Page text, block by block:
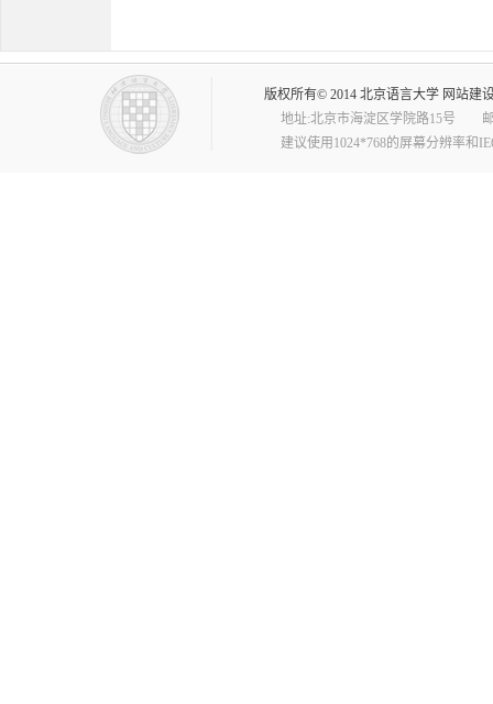
版权所有© 2014 北京语言大学 网站建
地址:北京市海淀区学院路15号 邮
建议使用1024*768的屏幕分辨率和